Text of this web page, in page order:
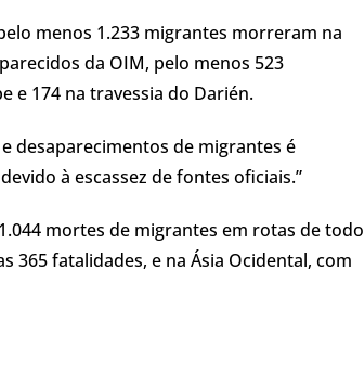
menos 1.233 migrantes morreram na
da OIM, pelo menos 523
e 174 na travessia do Darién.
desaparecimentos de migrantes é
à escassez de fontes oficiais.”
mortes de migrantes em rotas de todo
fatalidades, e na Ásia Ocidental, com